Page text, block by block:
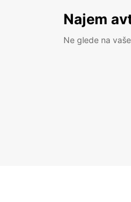
Najem
Ne glede na